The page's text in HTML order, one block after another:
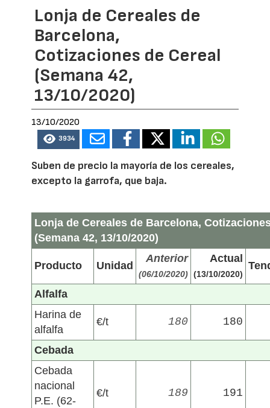
Lonja de Cereales de
Barcelona,
Cotizaciones de Cereal
(Semana 42,
13/10/2020)
13/10/2020
3934
Suben de precio la mayoría de los cereales,
excepto la garrofa, que baja.
Lonja de Cereales de Barcelona,
(Semana 42, 13/10/2020)
Producto Unidad
Anterior
(06/10/2020)
Actual
(13/10/2020)
Alfalfa
Harina de
alfalfa
€/t 180 180
Cebada
Cebada
nacional
P.E. (62-
€/t 189 191